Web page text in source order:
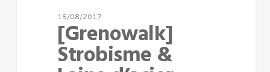
15/08/2017
[Grenowalk]
Strobisme &